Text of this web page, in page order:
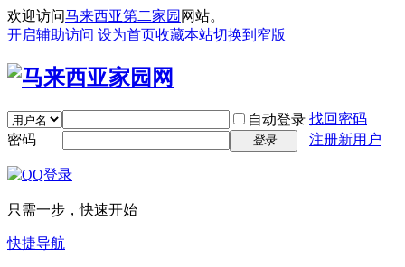
欢迎访问马来西亚第二家园 网站。
开启辅助访问 设为首页收藏本站切换到窄版
自动登录 找回密码
密码
登录 注册新用户
只需一步，快速开始
快捷导航